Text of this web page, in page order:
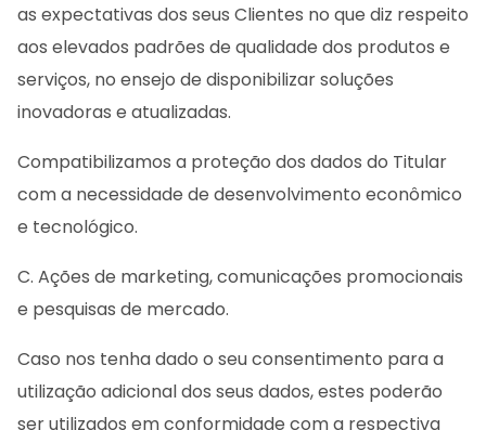
as expectativas dos seus Clientes no que diz respeito
aos elevados padrões de qualidade dos produtos e
serviços, no ensejo de disponibilizar soluções
inovadoras e atualizadas.
Compatibilizamos a proteção dos dados do Titular
com a necessidade de desenvolvimento econômico
e tecnológico.
C. Ações de marketing, comunicações promocionais
e pesquisas de mercado.
Caso nos tenha dado o seu consentimento para a
utilização adicional dos seus dados, estes poderão
ser utilizados em conformidade com a respectiva